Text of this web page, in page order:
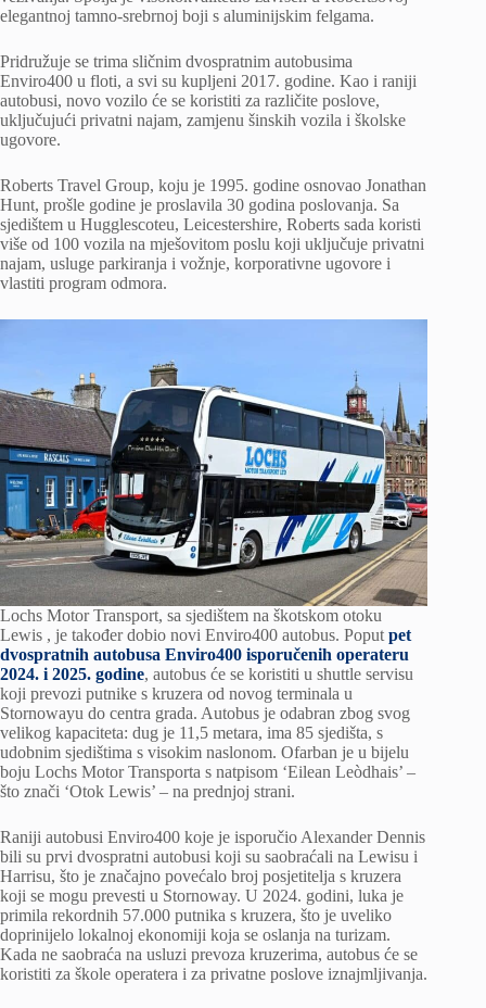
elegantnoj tamno-srebrnoj boji s aluminijskim felgama.
Pridružuje se trima sličnim dvospratnim autobusima
Enviro400 u floti, a svi su kupljeni 2017. godine. Kao i raniji
autobusi, novo vozilo će se koristiti za različite poslove,
uključujući privatni najam, zamjenu šinskih vozila i školske
ugovore.
Roberts Travel Group, koju je 1995. godine osnovao Jonathan
Hunt, prošle godine je proslavila 30 godina poslovanja. Sa
sjedištem u Hugglescoteu, Leicestershire, Roberts sada koristi
više od 100 vozila na mješovitom poslu koji uključuje privatni
najam, usluge parkiranja i vožnje, korporativne ugovore i
vlastiti program odmora.
Lochs Motor Transport, sa sjedištem na škotskom otoku
Lewis , je također dobio novi Enviro400 autobus. Poput pet
dvospratnih autobusa Enviro400 isporučenih operateru
2024. i 2025. godine, autobus će se koristiti u shuttle servisu
koji prevozi putnike s kruzera od novog terminala u
Stornowayu do centra grada. Autobus je odabran zbog svog
velikog kapaciteta: dug je 11,5 metara, ima 85 sjedišta, s
udobnim sjedištima s visokim naslonom. Ofarban je u bijelu
boju Lochs Motor Transporta s natpisom ‘Eilean Leòdhais’ –
što znači ‘Otok Lewis’ – na prednjoj strani.
Raniji autobusi Enviro400 koje je isporučio Alexander Dennis
bili su prvi dvospratni autobusi koji su saobraćali na Lewisu i
Harrisu, što je značajno povećalo broj posjetitelja s kruzera
koji se mogu prevesti u Stornoway. U 2024. godini, luka je
primila rekordnih 57.000 putnika s kruzera, što je uveliko
doprinijelo lokalnoj ekonomiji koja se oslanja na turizam.
Kada ne saobraća na usluzi prevoza kruzerima, autobus će se
koristiti za škole operatera i za privatne poslove iznajmljivanja.